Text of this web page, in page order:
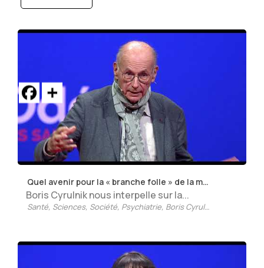
Quel avenir pour la « branche folle » de la médecine
Boris Cyrulnik nous interpelle sur la...
Santé, Sciences, Société, Psychiatrie, Boris Cyrulnik